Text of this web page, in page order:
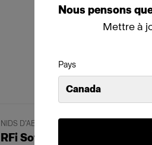
Nous pensons
Mettre à
Pays
Canada
NIDS D’ABEILLES
RFi Softgrid Octa